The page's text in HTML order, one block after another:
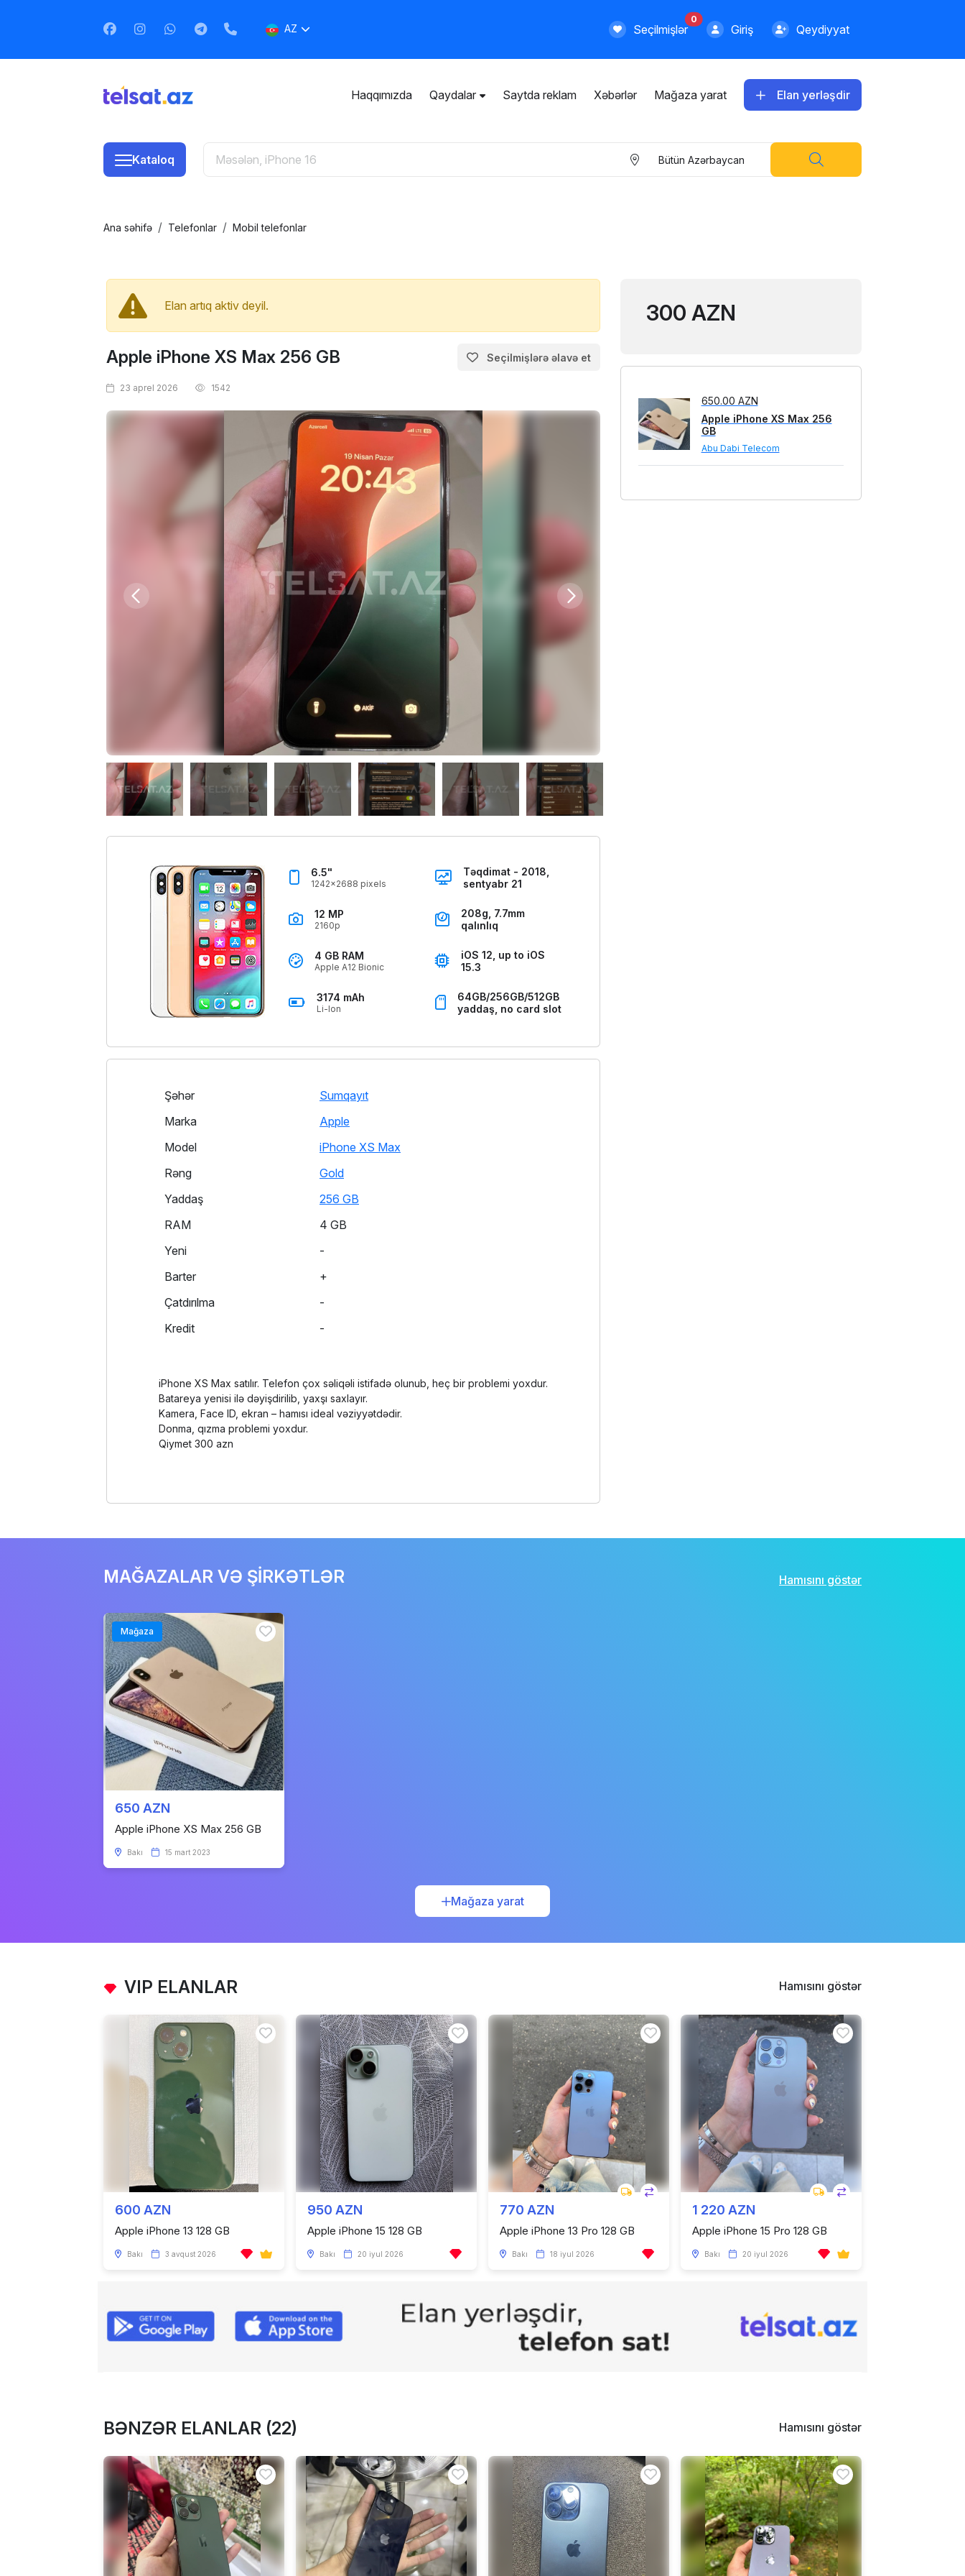
AZ Seçilmişlər
0
Giriş Qeydiyyat
Haqqımızda Qaydalar Saytda reklam Xəbərlər Mağaza yarat Elan yerləşdir
Kataloq Bütün Azərbaycan
Ana səhifə Telefonlar Mobil telefonlar
Elan artıq aktiv deyil.
Apple iPhone XS Max 256 GB Seçilmişlərə əlavə et
23 aprel 2026 1542
6.5"
1242x2688 pixels
Təqdimat - 2018,
sentyabr 21
12 MP
2160p
208g, 7.7mm
qalınlıq
4 GB RAM
Apple A12 Bionic
iOS 12, up to iOS
15.3
3174 mAh
Li-Ion
64GB/256GB/512GB
yaddaş, no card slot
Şəhər
Sumqayıt
Marka
Apple
Model
iPhone XS Max
Rəng
Gold
Yaddaş
256 GB
RAM
4 GB
Yeni
-
Barter
+
Çatdırılma
-
Kredit
-
iPhone XS Max satılır. Telefon çox səliqəli istifadə olunub, heç bir problemi yoxdur.
Batareya yenisi ilə dəyişdirilib, yaxşı saxlayır.
Kamera, Face ID, ekran – hamısı ideal vəziyyətdədir.
Donma, qızma problemi yoxdur.
Qiymet 300 azn
300 AZN
650.00 AZN
Apple iPhone XS Max 256
GB
Abu Dabi Telecom
MAĞAZALAR VƏ ŞİRKƏTLƏR Hamısını göstər
Mağaza
650 AZN
Apple iPhone XS Max 256 GB
Bakı 15 mart 2023
Mağaza yarat
VIP ELANLAR Hamısını göstər
600 AZN
Apple iPhone 13 128 GB
Bakı 3 avqust 2026
950 AZN
Apple iPhone 15 128 GB
Bakı 20 iyul 2026
770 AZN
Apple iPhone 13 Pro 128 GB
Bakı 18 iyul 2026
1 220 AZN
Apple iPhone 15 Pro 128 GB
Bakı 20 iyul 2026
BƏNZƏR ELANLAR (22) Hamısını göstər